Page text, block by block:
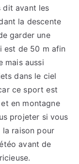
dit avant les
la descente
garder une
est de 50 m afin
mais aussi
dans le ciel
ce sport est
en montagne
projeter si vous
la raison pour
avant de